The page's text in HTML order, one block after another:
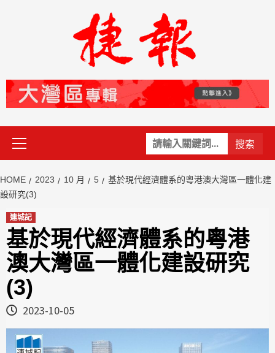
關
鍵
Primary
Menu
HOME 2023 10 月 5
基於現代經濟體系的粵港澳大灣區一體化建
設研究(3)
連城記
基於現代經濟體系的粵港
澳大灣區一體化建設研究
(3)
2023-10-05